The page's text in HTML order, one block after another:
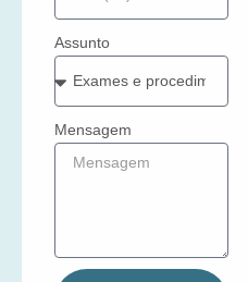
Assunto
Mensagem